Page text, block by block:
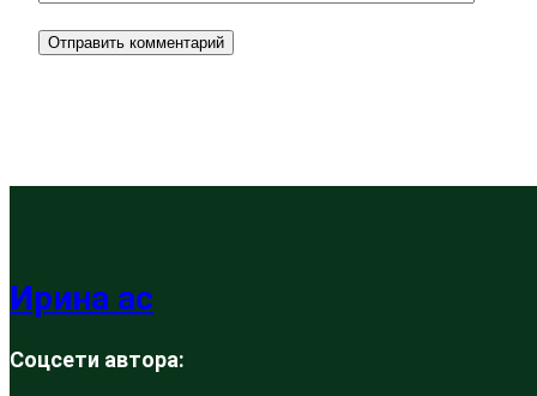
Ирина ас
Соцсети автора: